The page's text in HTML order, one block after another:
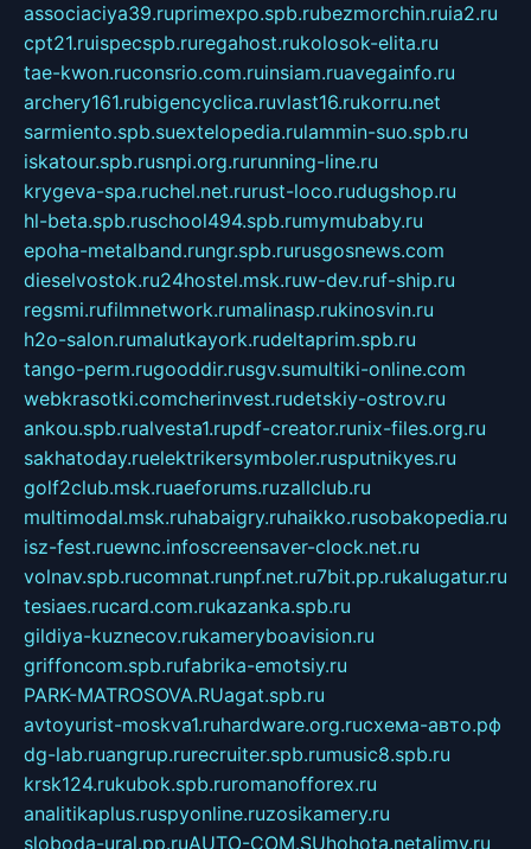
associaciya39.ruprimexpo.spb.rubezmorchin.ruia2.ru
cpt21.ruispecspb.ruregahost.rukolosok-elita.ru
tae-kwon.ruconsrio.com.ruinsiam.ruavegainfo.ru
archery161.rubigencyclica.ruvlast16.rukorru.net
sarmiento.spb.suextelopedia.rulammin-suo.spb.ru
iskatour.spb.rusnpi.org.rurunning-line.ru
krygeva-spa.ruchel.net.rurust-loco.rudugshop.ru
hl-beta.spb.ruschool494.spb.rumymubaby.ru
epoha-metalband.rungr.spb.rurusgosnews.com
dieselvostok.ru24hostel.msk.ruw-dev.ruf-ship.ru
regsmi.rufilmnetwork.rumalinasp.rukinosvin.ru
h2o-salon.rumalutkayork.rudeltaprim.spb.ru
tango-perm.rugooddir.rusgv.sumultiki-online.com
webkrasotki.comcherinvest.rudetskiy-ostrov.ru
ankou.spb.rualvesta1.rupdf-creator.runix-files.org.ru
sakhatoday.ruelektrikersymboler.rusputnikyes.ru
golf2club.msk.ruaeforums.ruzallclub.ru
multimodal.msk.ruhabaigry.ruhaikko.rusobakopedia.ru
isz-fest.ruewnc.infoscreensaver-clock.net.ru
volnav.spb.rucomnat.runpf.net.ru7bit.pp.rukalugatur.ru
tesiaes.rucard.com.rukazanka.spb.ru
gildiya-kuznecov.rukameryboavision.ru
griffoncom.spb.rufabrika-emotsiy.ru
PARK-MATROSOVA.RUagat.spb.ru
avtoyurist-moskva1.ruhardware.org.ruсхема-авто.рф
dg-lab.ruangrup.rurecruiter.spb.rumusic8.spb.ru
krsk124.rukubok.spb.ruromanofforex.ru
analitikaplus.ruspyonline.ruzosikamery.ru
sloboda-ural.pp.ruAUTO-COM.SUhohota.netalimy.ru